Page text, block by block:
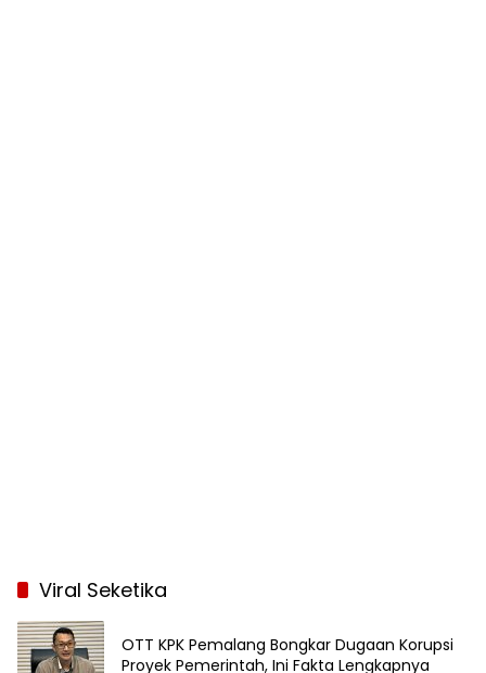
Viral Seketika
OTT KPK Pemalang Bongkar Dugaan Korupsi
Proyek Pemerintah, Ini Fakta Lengkapnya